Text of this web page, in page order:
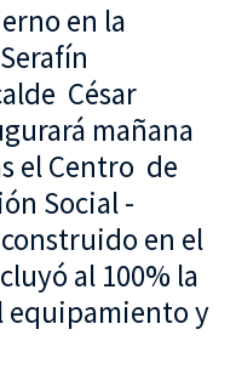
en la
César
mañana
el Centro de
Social -
en el
al 100% la
equipamiento y